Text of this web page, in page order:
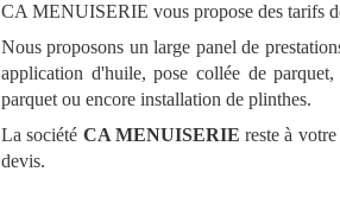
CA MENUISERIE vous propose des tarifs
Nous proposons un large panel de
application d'huile, pose collée de
parquet ou encore installation de plinthes.
La société CA MENUISERIE reste à
devis.